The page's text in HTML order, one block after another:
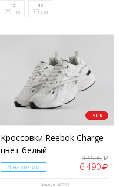
45
29 см.
46
30 см.
-50%
Кроссовки Reebok Charge
цвет белый
В наличии
12 990₽
6 490₽
Артикул: 46259